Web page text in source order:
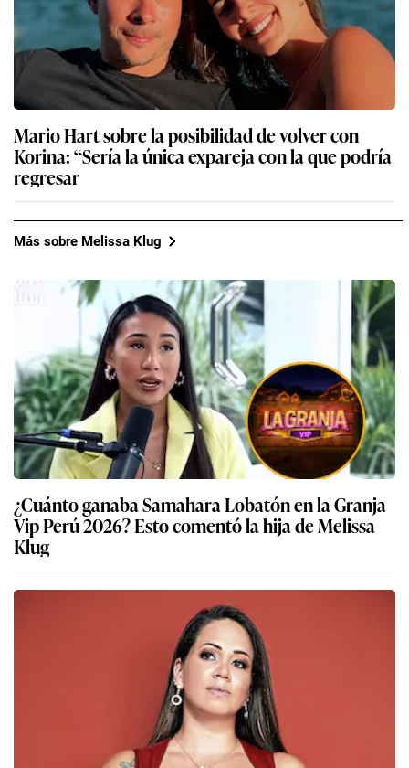
Mario Hart sobre la posibilidad de volver con
Korina: “Sería la única expareja con la que podría
regresar
Más sobre Melissa Klug
¿Cuánto ganaba Samahara Lobatón en la Granja
Vip Perú 2026? Esto comentó la hija de Melissa
Klug